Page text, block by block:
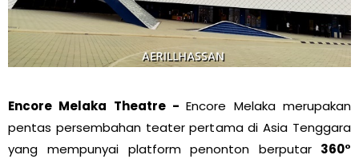
Encore Melaka Theatre -Encore Melaka merupakan
pentas persembahan teater pertama di Asia Tenggara
yang mempunyai platform penonton berputar 360°